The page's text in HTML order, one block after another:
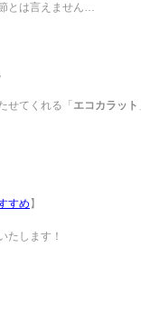
とは言えません…
せてくれる「 エコカラット
すめ 】
たします！